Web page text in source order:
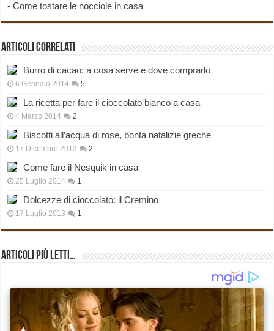
-Come tostare le nocciole in casa
Articoli correlati
Burro di cacao: a cosa serve e dove comprarlo
6 Gennaio 2014 5
La ricetta per fare il cioccolato bianco a casa
4 Marzo 2014 2
Biscotti all’acqua di rose, bontà natalizie greche
17 Dicembre 2013 2
Come fare il Nesquik in casa
25 Luglio 2014 1
Dolcezze di cioccolato: il Cremino
17 Luglio 2013 1
Articoli più Letti…